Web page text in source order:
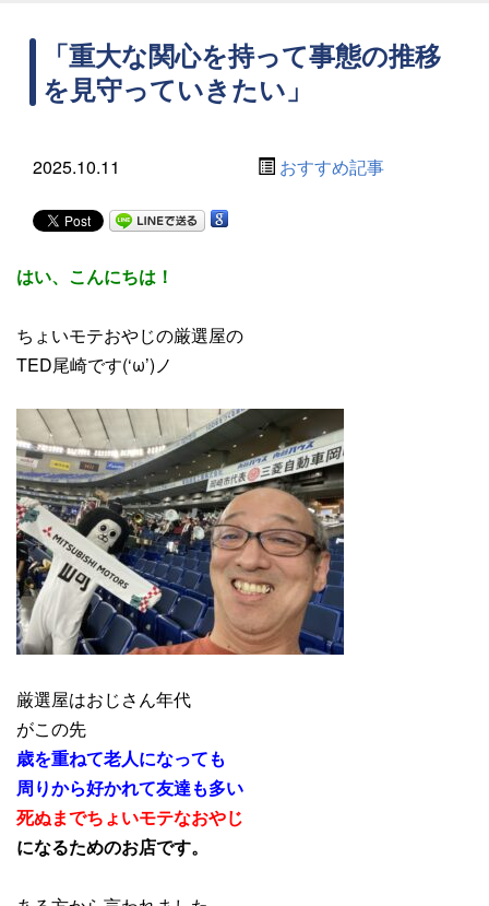
「重大な関心を持って事態の推移
を見守っていきたい」
2025.10.11 おすすめ記事
はい、こんにちは！
ちょいモテおやじの厳選屋の
TED尾崎です(‘ω’)ノ
厳選屋はおじさん年代
がこの先
歳を重ねて老人になっても
周りから好かれて友達も多い
死ぬまでちょいモテなおやじ
になるためのお店です。